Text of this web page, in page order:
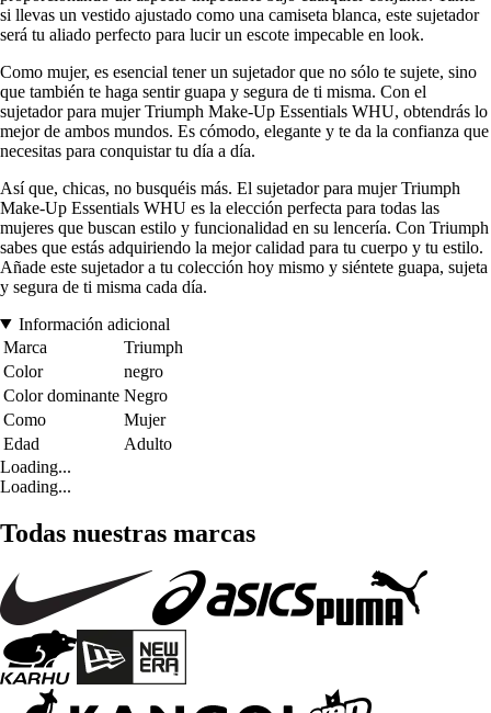
si llevas un vestido ajustado como una camiseta blanca, este sujetador
será tu aliado perfecto para lucir un escote impecable en look.
Como mujer, es esencial tener un sujetador que no sólo te sujete, sino
que también te haga sentir guapa y segura de ti misma. Con el
sujetador para mujer Triumph Make-Up Essentials WHU, obtendrás lo
mejor de ambos mundos. Es cómodo, elegante y te da la confianza que
necesitas para conquistar tu día a día.
Así que, chicas, no busquéis más. El sujetador para mujer Triumph
Make-Up Essentials WHU es la elección perfecta para todas las
mujeres que buscan estilo y funcionalidad en su lencería. Con Triumph
sabes que estás adquiriendo la mejor calidad para tu cuerpo y tu estilo.
Añade este sujetador a tu colección hoy mismo y siéntete guapa, sujeta
y segura de ti misma cada día.
Información adicional
Marca
Triumph
Color
negro
Color dominante Negro
Como
Mujer
Edad
Adulto
Loading...
Loading...
Todas nuestras marcas